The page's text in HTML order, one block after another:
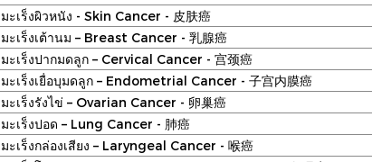
มะเร็งผิวหนัง - Skin Cancer - 皮肤癌
มะเร็งเต้านม – Breast Cancer - 乳腺癌
มะเร็งปากมดลูก – Cervical Cancer - 宫颈癌
มะเร็งเยื่อบุมดลูก – Endometrial Cancer - 子宫内膜癌
มะเร็งรังไข่ – Ovarian Cancer - 卵巢癌
มะเร็งปอด – Lung Cancer - 肺癌
มะเร็งกล่องเสียง – Laryngeal Cancer - 喉癌